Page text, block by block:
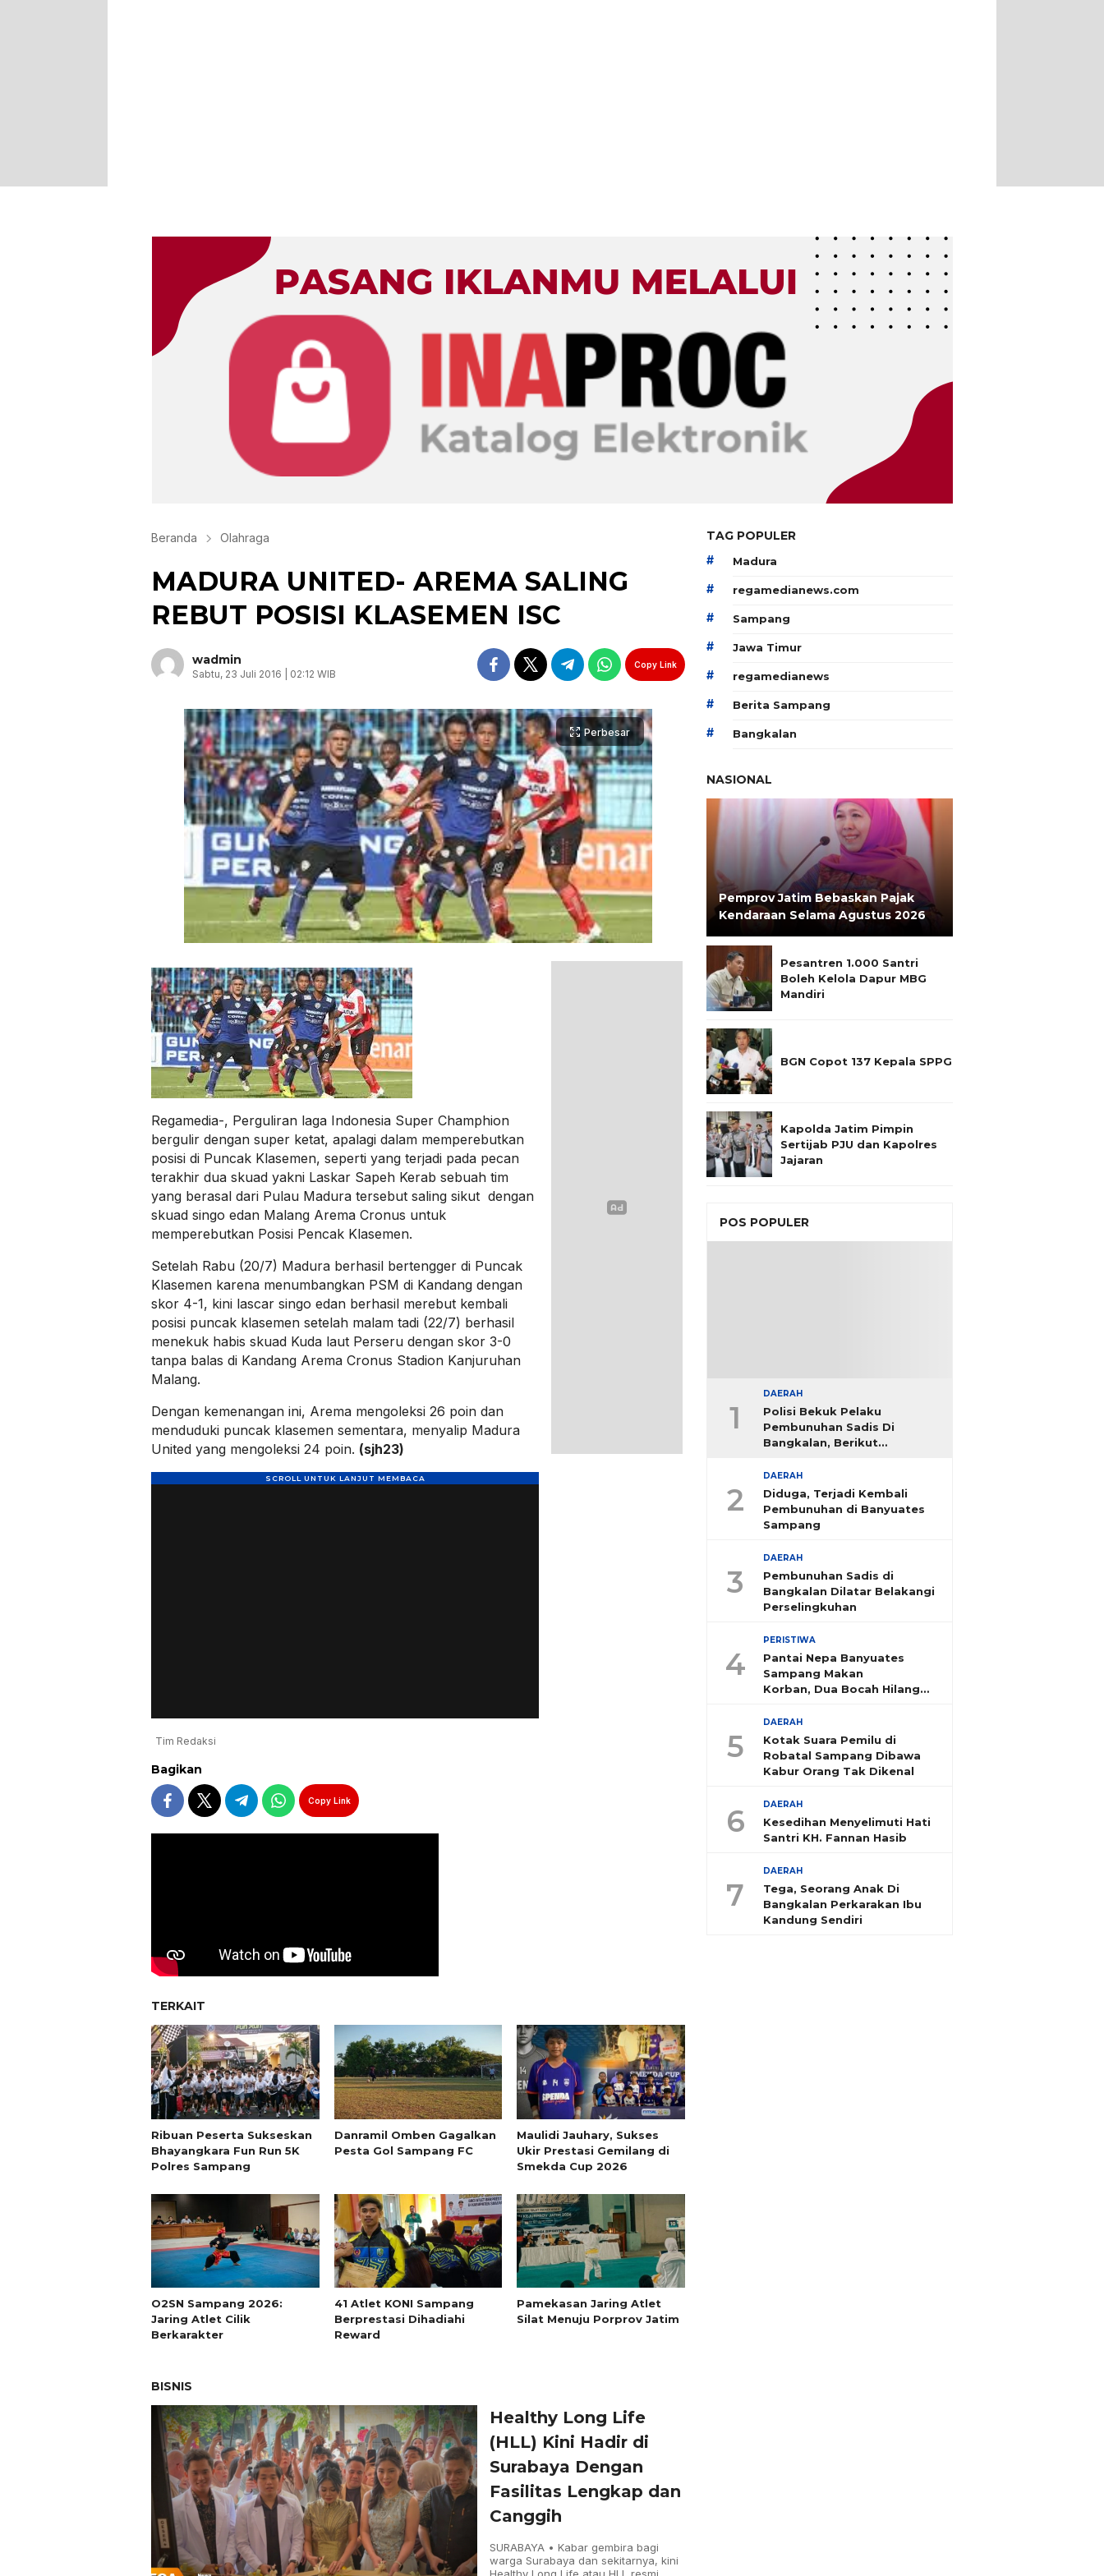
Beranda Olahraga
MADURA UNITED- AREMA SALING
REBUT POSISI KLASEMEN ISC
wadmin
Sabtu, 23 Juli 2016 | 02:12 WIB
Copy Link
Perbesar
Regamedia-, Perguliran laga Indonesia Super Champhion
bergulir dengan super ketat, apalagi dalam memperebutkan
posisi di Puncak Klasemen, seperti yang terjadi pada pecan
terakhir dua skuad yakni Laskar Sapeh Kerab sebuah tim
yang berasal dari Pulau Madura tersebut saling sikut dengan
skuad singo edan Malang Arema Cronus untuk
memperebutkan Posisi Pencak Klasemen.
Setelah Rabu (20/7) Madura berhasil bertengger di Puncak
Klasemen karena menumbangkan PSM di Kandang dengan
skor 4-1, kini lascar singo edan berhasil merebut kembali
posisi puncak klasemen setelah malam tadi (22/7) berhasil
menekuk habis skuad Kuda laut Perseru dengan skor 3-0
tanpa balas di Kandang Arema Cronus Stadion Kanjuruhan
Malang.
Dengan kemenangan ini, Arema mengoleksi 26 poin dan
menduduki puncak klasemen sementara, menyalip Madura
United yang mengoleksi 24 poin. (sjh23)
Tim Redaksi
Bagikan
Copy Link
TERKAIT
Ribuan Peserta Sukseskan
Bhayangkara Fun Run 5K
Polres Sampang
Danramil Omben Gagalkan
Pesta Gol Sampang FC
Maulidi Jauhary, Sukses
Ukir Prestasi Gemilang di
Smekda Cup 2026
O2SN Sampang 2026:
Jaring Atlet Cilik
Berkarakter
41 Atlet KONI Sampang
Berprestasi Dihadiahi
Reward
Pamekasan Jaring Atlet
Silat Menuju Porprov Jatim
BISNIS
Healthy Long Life
(HLL) Kini Hadir di
Surabaya Dengan
Fasilitas Lengkap dan
Canggih
SURABAYA • Kabar gembira bagi
warga Surabaya dan sekitarnya, kini
TAG POPULER
# Madura
# regamedianews.com
# Sampang
# Jawa Timur
# regamedianews
# Berita Sampang
# Bangkalan
NASIONAL
Pemprov Jatim Bebaskan Pajak
Kendaraan Selama Agustus 2026
Pesantren 1.000 Santri
Boleh Kelola Dapur MBG
Mandiri
BGN Copot 137 Kepala SPPG
Kapolda Jatim Pimpin
Sertijab PJU dan Kapolres
Jajaran
POS POPULER
1
DAERAH
Polisi Bekuk Pelaku
Pembunuhan Sadis Di
Bangkalan, Berikut
2
DAERAH
Diduga, Terjadi Kembali
Pembunuhan di Banyuates
Sampang
3
DAERAH
Pembunuhan Sadis di
Bangkalan Dilatar Belakangi
Perselingkuhan
4
PERISTIWA
Pantai Nepa Banyuates
Sampang Makan
Korban, Dua Bocah Hilang
5
DAERAH
Kotak Suara Pemilu di
Robatal Sampang Dibawa
Kabur Orang Tak Dikenal
6 DAERAH
Kesedihan Menyelimuti Hati
Santri KH. Fannan Hasib
7
DAERAH
Tega, Seorang Anak Di
Bangkalan Perkarakan Ibu
Kandung Sendiri